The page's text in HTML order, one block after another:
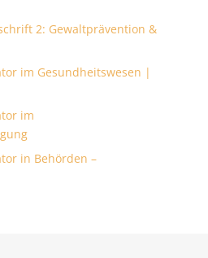
2: Gewaltprävention &
im Gesundheitswesen |
im
in Behörden –